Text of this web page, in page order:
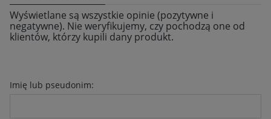
Wyświetlane są wszystkie opinie (pozytywne i
negatywne). Nie weryfikujemy, czy pochodzą one od
klientów, którzy kupili dany produkt.
Imię lub pseudonim: